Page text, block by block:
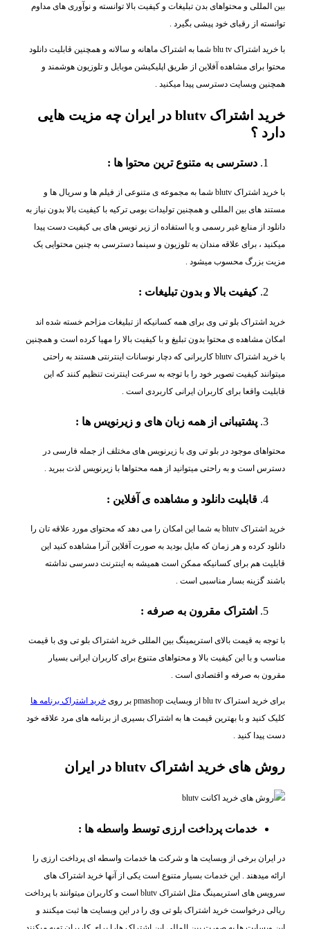
بین المللی و محتواهای بدن تبلیغات و کیفیت بالا توانسته و نوآوری های مداوم
توانسته از رقبای خود پیشی بگیرد .
با خرید اشتراک blu tv شما به اشتراک ماهانه و سالانه و همچنین قابلیت دانلود
محتوا برای مشاهده آفلاین از طریق اپلیکیشن موبایل و تلوزیون هوشمند و
همچنین وبسایت دسترسی پیدا میکنید .
خرید اشتراک blutv در ایران چه مزیت هایی
دارد ؟
دسترسی به متنوع ترین محتوا ها :
با خرید اشتراک blutv شما به مجموعه ی متنوعی از فیلم ها و سریال ها و
مستند های بین المللی و همچنین تولیدات بومی ترکیه با کیفیت بالا بدون نیاز به
دانلود از منابع غیر رسمی و یا استفاده از زیر نویس های بی کیفیت دست پیدا
میکنید ، برای علاقه مندان به تلوزیون و سینما دسترسی به چنین محتوایی یک
مزیت بزرگ محسوب میشود .
کیفیت بالا و بدون تبلیغات :
خرید اشتراک بلو تی وی برای همه کسانیکه از تبلیغات مزاحم خسته شده اند
امکان مشاهده ی محتوا بدون تبلیغ و با کیفیت بالا را مهیا کرده است و همچنین
با خرید اشتراک blutv کاربرانی که دچار نوسانات اینترنتی هستند به راحتی
میتوانند کیفیت تصویر خود را با توجه به سرعت اینترنت تنظیم کنند که این
قابلیت واقعا برای کاربران ایرانی کاربردی است .
پشتیبانی از همه زبان های و زیرنویس ها :
محتواهای موجود در بلو تی وی با زیرنویس های مختلف از جمله فارسی در
دسترس است و به راحتی میتوانید از همه محتواها با زیرنویس لذت ببرید .
قابلیت دانلود و مشاهده ی آفلاین :
خرید اشتراک blutv به شما این امکان را می دهد که محتوای مورد علاقه تان را
دانلود کرده و هر زمان که مایل بودید به صورت آفلاین آنرا مشاهده کنید این
قابلیت هم برای کسانیکه ممکن است همیشه به اینترنت دسرسی نداشته
باشند گزینه بسار مناسبی است .
اشتراک مقرون به صرفه :
با توجه به قیمت بالای استریمینگ بین المللی خرید اشتراک بلو تی وی با قیمت
مناسب و با این کیفیت بالا و محتواهای متنوع برای کاربران ایرانی بسیار
مقرون به صرفه و اقتصادی است .
برای خرید استراک blu tv از وبسایت pmashop بر روی
خرید اشتراک برنامه ها
کلیک کنید و با بهترین قیمت ها به اشتراک بسیری از برنامه های مرد علاقه خود
دست پیدا کنید .
روش های خرید اشتراک blutv در ایران
خدمات پرداخت ارزی توسط واسطه ها :
در ایران برخی از وبسایت ها و شرکت ها خدمات واسطه ای پرداخت ارزی را
ارائه میدهند . این خدمات بسیار متنوع است یکی از آنها خرید اشتراک های
سرویس های استریمینگ مثل اشتراک blutv است و کاربران میتوانند با پرداخت
ریالی درخواست خرید اشتراک بلو تی وی را در این وبسایت ها ثبت میکنند و